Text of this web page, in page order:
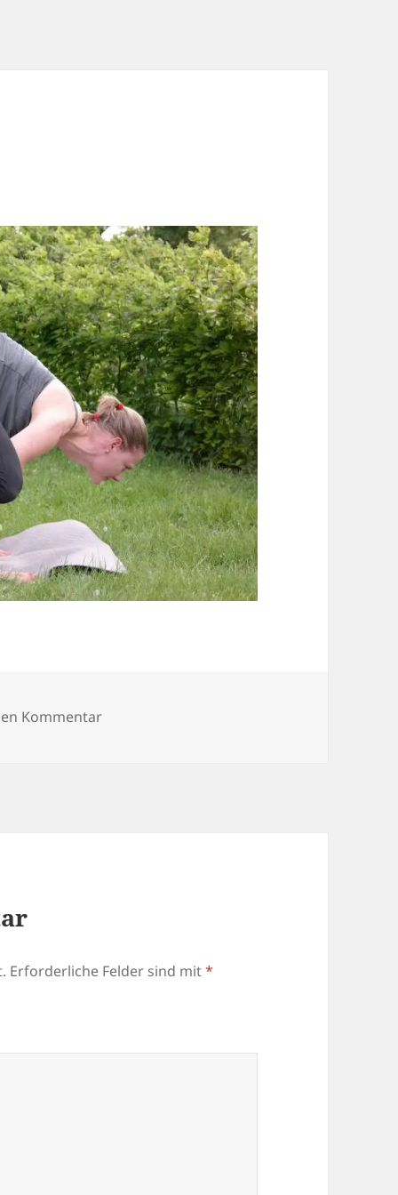
Kommentarzu SAMSUNG CSC
Erforderliche Felder sind mit*